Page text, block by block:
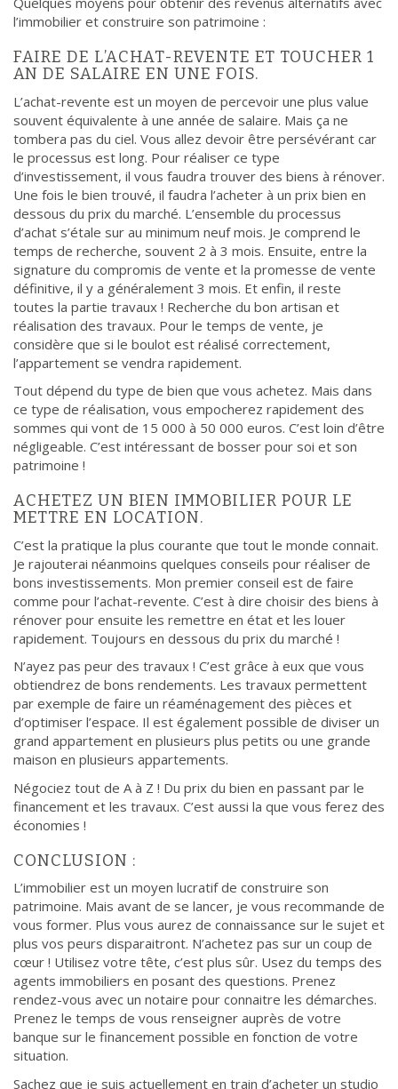
l’immobilier et construire son patrimoine :
FAIRE DE L’ACHAT-REVENTE ET TOUCHER 1
AN DE SALAIRE EN UNE FOIS.
L’achat-revente est un moyen de percevoir une plus value
souvent équivalente à une année de salaire. Mais ça ne
tombera pas du ciel. Vous allez devoir être persévérant car
le processus est long. Pour réaliser ce type
d’investissement, il vous faudra trouver des biens à rénover.
Une fois le bien trouvé, il faudra l’acheter à un prix bien en
dessous du prix du marché. L’ensemble du processus
d’achat s’étale sur au minimum neuf mois. Je comprend le
temps de recherche, souvent 2 à 3 mois. Ensuite, entre la
signature du compromis de vente et la promesse de vente
définitive, il y a généralement 3 mois. Et enfin, il reste
toutes la partie travaux ! Recherche du bon artisan et
réalisation des travaux. Pour le temps de vente, je
considère que si le boulot est réalisé correctement,
l’appartement se vendra rapidement.
Tout dépend du type de bien que vous achetez. Mais dans
ce type de réalisation, vous empocherez rapidement des
sommes qui vont de 15 000 à 50 000 euros. C’est loin d’être
négligeable. C’est intéressant de bosser pour soi et son
patrimoine !
ACHETEZ UN BIEN IMMOBILIER POUR LE
METTRE EN LOCATION.
C’est la pratique la plus courante que tout le monde connait.
Je rajouterai néanmoins quelques conseils pour réaliser de
bons investissements. Mon premier conseil est de faire
comme pour l’achat-revente. C’est à dire choisir des biens à
rénover pour ensuite les remettre en état et les louer
rapidement. Toujours en dessous du prix du marché !
N’ayez pas peur des travaux ! C’est grâce à eux que vous
obtiendrez de bons rendements. Les travaux permettent
par exemple de faire un réaménagement des pièces et
d’optimiser l’espace. Il est également possible de diviser un
grand appartement en plusieurs plus petits ou une grande
maison en plusieurs appartements.
Négociez tout de A à Z ! Du prix du bien en passant par le
financement et les travaux. C’est aussi la que vous ferez des
économies !
CONCLUSION :
L’immobilier est un moyen lucratif de construire son
patrimoine. Mais avant de se lancer, je vous recommande de
vous former. Plus vous aurez de connaissance sur le sujet et
plus vos peurs disparaitront. N’achetez pas sur un coup de
cœur ! Utilisez votre tête, c’est plus sûr. Usez du temps des
agents immobiliers en posant des questions. Prenez
rendez-vous avec un notaire pour connaitre les démarches.
Prenez le temps de vous renseigner auprès de votre
banque sur le financement possible en fonction de votre
situation.
Sachez que je suis actuellement en train d’acheter un studio